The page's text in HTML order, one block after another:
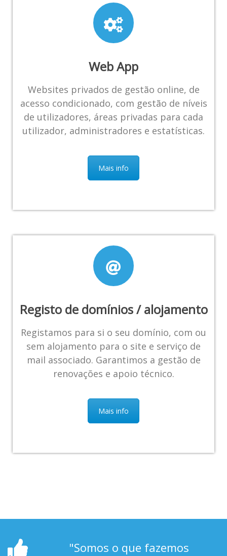
Web App
Websites privados de gestão online, de
acesso condicionado, com gestão de níveis
de utilizadores, áreas privadas para cada
utilizador, administradores e estatísticas.
Mais info
Registo de domínios / alojamento
Registamos para si o seu domínio, com ou
sem alojamento para o site e serviço de
mail associado. Garantimos a gestão de
renovações e apoio técnico.
Mais info
"Somos o que fazemos